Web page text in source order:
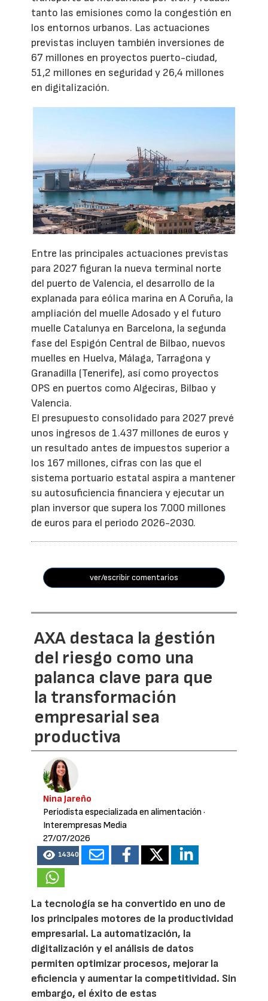
tanto las emisiones como la congestión en
los entornos urbanos. Las actuaciones
previstas incluyen también inversiones de
67 millones en proyectos puerto-ciudad,
51,2 millones en seguridad y 26,4 millones
en digitalización.
Entre las principales actuaciones previstas
para 2027 figuran la nueva terminal norte
del puerto de Valencia, el desarrollo de la
explanada para eólica marina en A Coruña, la
ampliación del muelle Adosado y el futuro
muelle Catalunya en Barcelona, la segunda
fase del Espigón Central de Bilbao, nuevos
muelles en Huelva, Málaga, Tarragona y
Granadilla (Tenerife), así como proyectos
OPS en puertos como Algeciras, Bilbao y
Valencia.
El presupuesto consolidado para 2027 prevé
unos ingresos de 1.437 millones de euros y
un resultado antes de impuestos superior a
los 167 millones, cifras con las que el
sistema portuario estatal aspira a mantener
su autosuficiencia financiera y ejecutar un
plan inversor que supera los 7.000 millones
de euros para el periodo 2026-2030.
ver/escribir comentarios
AXA destaca la gestión
del riesgo como una
palanca clave para que
la transformación
empresarial sea
productiva
Nina Jareño
Periodista especializada en alimentación ·
Interempresas Media
27/07/2026
14340
La tecnología se ha convertido en uno de
los principales motores de la productividad
empresarial. La automatización, la
digitalización y el análisis de datos
permiten optimizar procesos, mejorar la
eficiencia y aumentar la competitividad. Sin
embargo, el éxito de estas